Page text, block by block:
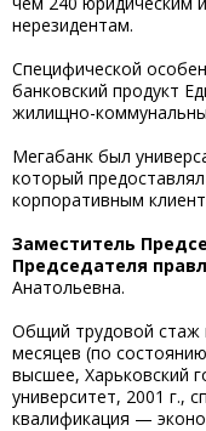
нерезидентам.
Специфической
банковский продукт
жилищно-
Мегабанк был
который
корпоративным
Заместитель
Председателя
Анатольевна.
Общий трудовой стаж
месяцев (по
высшее, Харьковский
университет, 2001 г.,
квалификация —